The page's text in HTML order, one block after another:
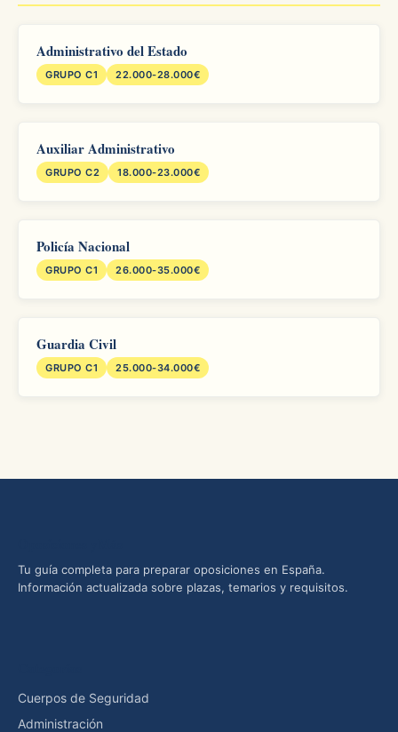
Administrativo del Estado
GRUPO C1 22.000-28.000€
Auxiliar Administrativo
GRUPO C2 18.000-23.000€
Policía Nacional
GRUPO C1 26.000-35.000€
Guardia Civil
GRUPO C1 25.000-34.000€
Tu guía completa para preparar oposiciones en España.
Información actualizada sobre plazas, temarios y requisitos.
Cuerpos de Seguridad
Administración